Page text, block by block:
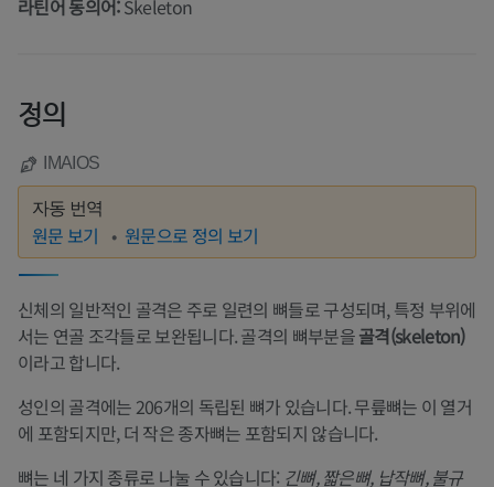
라틴어 동의어:Skeleton
정의
IMAIOS
자동 번역
원문 보기 원문으로 정의 보기
신체의 일반적인 골격은 주로 일련의 뼈들로 구성되며, 특정 부위에
서는 연골 조각들로 보완됩니다. 골격의 뼈부분을골격(skeleton)
이라고 합니다.
성인의 골격에는 206개의 독립된 뼈가 있습니다. 무릎뼈는 이 열거
에 포함되지만, 더 작은 종자뼈는 포함되지 않습니다.
뼈는 네 가지 종류로 나눌 수 있습니다: 긴뼈, 짧은뼈, 납작뼈, 불규